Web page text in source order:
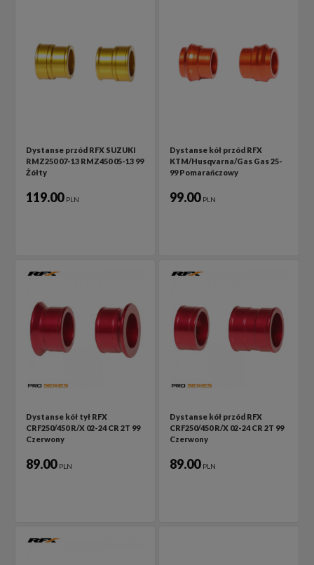
Dystanse przód RFX SUZUKI
RMZ250 07-13 RMZ450 05-13 99
Żółty
119.00 PLN
Dystanse kół przód RFX
KTM/Husqvarna/Gas Gas 25-
99 Pomarańczowy
99.00 PLN
Dystanse kół tył RFX
CRF250/450 R/X 02-24 CR 2T 99
Czerwony
89.00 PLN
Dystanse kół przód RFX
CRF250/450 R/X 02-24 CR 2T 99
Czerwony
89.00 PLN